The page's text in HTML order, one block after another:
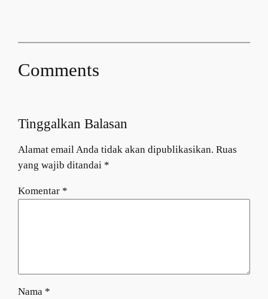
Comments
Tinggalkan Balasan
Alamat email Anda tidak akan dipublikasikan. Ruas
yang wajib ditandai *
Komentar *
Nama *